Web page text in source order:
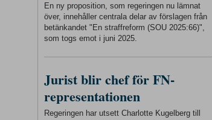
En ny proposition, som regeringen nu lämnat
över, innehåller centrala delar av förslagen från
betänkandet "En straffreform (SOU 2025:66)",
som togs emot i juni 2025.
Jurist blir chef för FN-
representationen
Regeringen har utsett Charlotte Kugelberg till